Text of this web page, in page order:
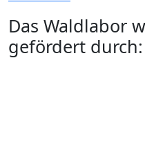
Das Waldlabor
gefördert durch: